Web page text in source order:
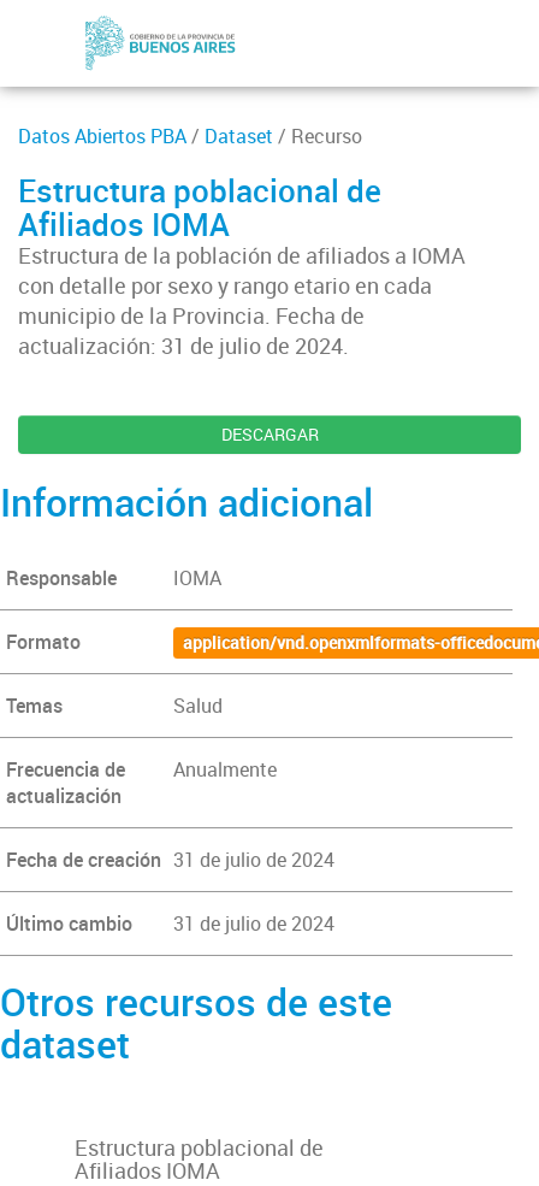
Datos Abiertos PBA/ Dataset / Recurso
Estructura poblacional de
Afiliados IOMA
Estructura de la población de afiliados a IOMA
con detalle por sexo y rango etario en cada
municipio de la Provincia. Fecha de
actualización: 31 de julio de 2024.
DESCARGAR
Información adicional
Responsable IOMA
Formato application/vnd.openxmlformats-
Temas Salud
Frecuencia de
actualización
Anualmente
Fecha de creación 31 de julio de 2024
Último cambio 31 de julio de 2024
Otros recursos de este
dataset
Estructura poblacional de
Afiliados IOMA